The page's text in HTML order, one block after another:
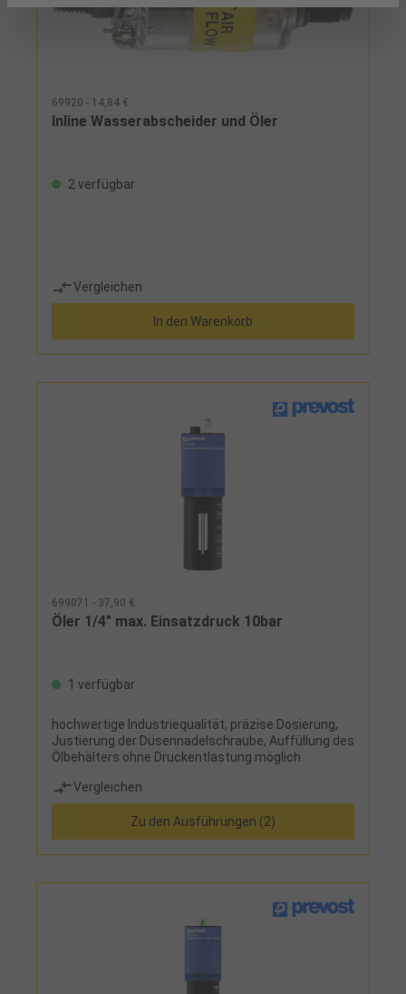
69920 - 14,84 €
Inline Wasserabscheider und Öler
2 verfügbar
Vergleichen
In den Warenkorb
699071 - 37,90 €
Öler 1/4" max. Einsatzdruck 10bar
1 verfügbar
hochwertige Industriequalität, präzise Dosierung,
Justierung der Düsennadelschraube, Auffüllung des
Ölbehälters ohne Druckentlastung möglich
Vergleichen
Zu den Ausführungen (2)